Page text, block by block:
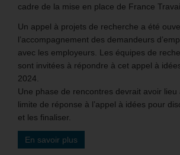
cadre de la mise en place de France
Un appel à projets de recherche a été
l’accompagnement des demandeurs
avec les employeurs. Les équipes de
sont invitées à répondre à cet appel à
2024.
Une phase de rencontres devrait avoir lieu
limite de réponse à l’appel à idées pour
et les finaliser.
En savoir plus